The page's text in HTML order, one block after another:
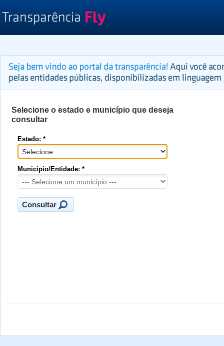
Selecione o estado e município que deseja
consultar
Estado: *
Município/Entidade: *